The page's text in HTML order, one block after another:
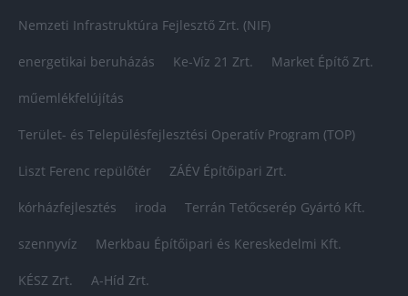
Nemzeti Infrastruktúra Fejlesztő Zrt. (NIF)
energetikai beruházás Ke-Víz 21 Zrt. Market Építő Zrt.
műemlékfelújítás
Terület- és Településfejlesztési Operatív Program (TOP)
Liszt Ferenc repülőtér ZÁÉV Építőipari Zrt.
kórházfejlesztés iroda Terrán Tetőcserép Gyártó Kft.
szennyvíz Merkbau Építőipari és Kereskedelmi Kft.
KÉSZ Zrt. A-Híd Zrt.